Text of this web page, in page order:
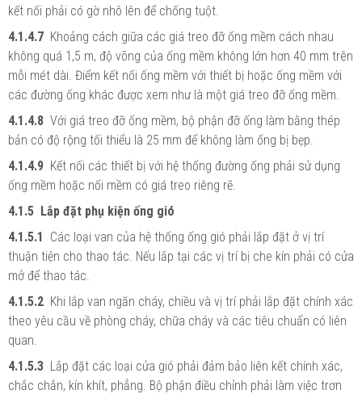
kết nối phải có gờ nhô lên để chống tuột.
4.1.4.7 Khoảng cách giữa các giá treo đỡ ống mềm cách nhau
không quá 1,5 m, độ võng của ống mềm không lớn hơn 40 mm trên
mỗi mét dài. Điểm kết nối ống mềm với thiết bị hoặc ống mềm với
các đường ống khác được xem như là một giá treo đỡ ống mềm.
4.1.4.8 Với giá treo đỡ ống mềm, bộ phận đỡ ống làm bằng thép
bản có độ rộng tối thiểu là 25 mm để không làm ống bị bẹp.
4.1.4.9 Kết nối các thiết bị với hệ thống đường ống phải sử dụng
ống mềm hoặc nối mềm có giá treo riêng rẽ.
4.1.5 Lắp đặt phụ kiện ống gió
4.1.5.1 Các loại van của hệ thống ống gió phải lắp đặt ở vị trí
thuận tiện cho thao tác. Nếu lắp tại các vị trí bị che kín phải có cửa
mở để thao tác.
4.1.5.2 Khi lắp van ngăn cháy, chiều và vị trí phải lắp đặt chính xác
theo yêu cầu về phòng cháy, chữa cháy và các tiêu chuẩn có liên
quan.
4.1.5.3 Lắp đặt các loại cửa gió phải đảm bảo liên kết chính xác,
chắc chắn, kín khít, phẳng. Bộ phận điều chỉnh phải làm việc trơn